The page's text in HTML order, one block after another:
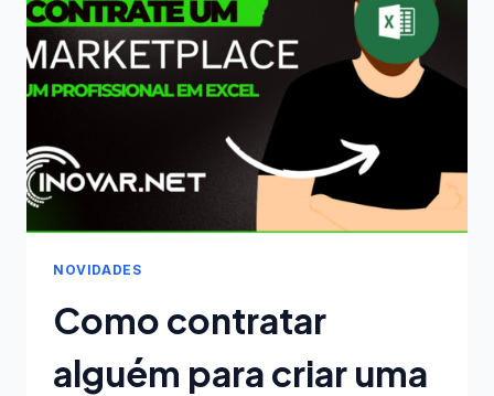
ATUALIZAÇÕES
EM
EXPERIÊNCIAS
SIGNIFICATIVAS
NOVIDADES
Como contratar
alguém para criar uma